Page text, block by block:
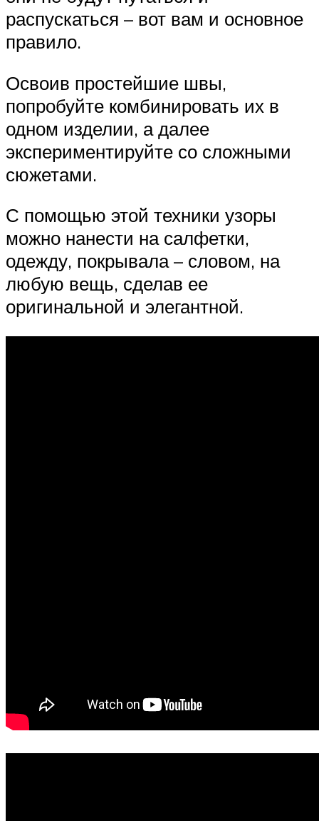
распускаться – вот вам и основное
правило.
Освоив простейшие швы,
попробуйте комбинировать их в
одном изделии, а далее
экспериментируйте со сложными
сюжетами.
С помощью этой техники узоры
можно нанести на салфетки,
одежду, покрывала – словом, на
любую вещь, сделав ее
оригинальной и элегантной.